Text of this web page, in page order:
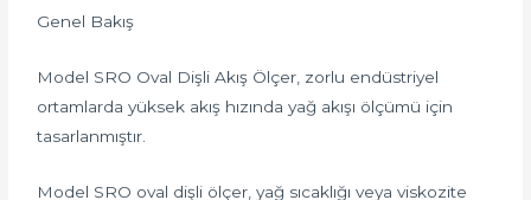
Genel Bakış
Model SRO Oval Dişli Akış Ölçer, zorlu endüstriyel
ortamlarda yüksek akış hızında yağ akışı ölçümü için
tasarlanmıştır.
Model SRO oval dişli ölçer, yağ sıcaklığı veya viskozite